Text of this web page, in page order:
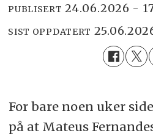
PUBLISERT 24.06.2026 -
SIST OPPDATERT
For bare noen uker
på at Mateus